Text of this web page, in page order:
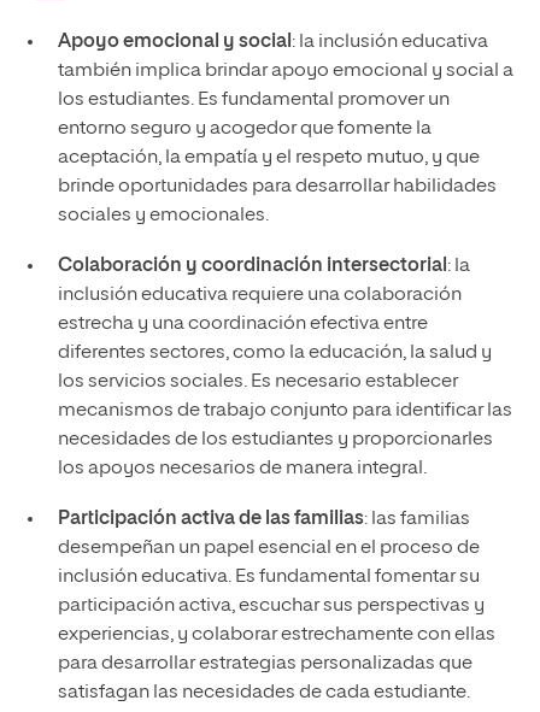
Apoyo emocional y social : la inclusión educativa
también implica brindar apoyo emocional y social a
los estudiantes. Es fundamental promover un
entorno seguro y acogedor que fomente la
aceptación, la empatía y el respeto mutuo, y que
brinde oportunidades para desarrollar habilidades
sociales y emocionales.
Colaboración y coordinación intersectorial : la
inclusión educativa requiere una colaboración
estrecha y una coordinación efectiva entre
diferentes sectores, como la educación, la salud y
los servicios sociales. Es necesario establecer
mecanismos de trabajo conjunto para identificar las
necesidades de los estudiantes y proporcionarles
los apoyos necesarios de manera integral.
Participación activa de las familias: las familias
desempeñan un papel esencial en el proceso de
inclusión educativa. Es fundamental fomentar su
participación activa, escuchar sus perspectivas y
experiencias, y colaborar estrechamente con ellas
para desarrollar estrategias personalizadas que
satisfagan las necesidades de cada estudiante.